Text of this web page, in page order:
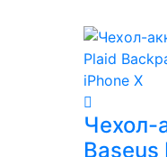
Чехол-
Baseus